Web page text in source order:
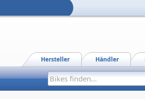
Händler
Hersteller